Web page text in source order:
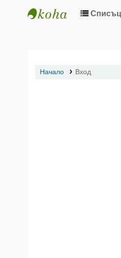
Регионална
Начало Вход